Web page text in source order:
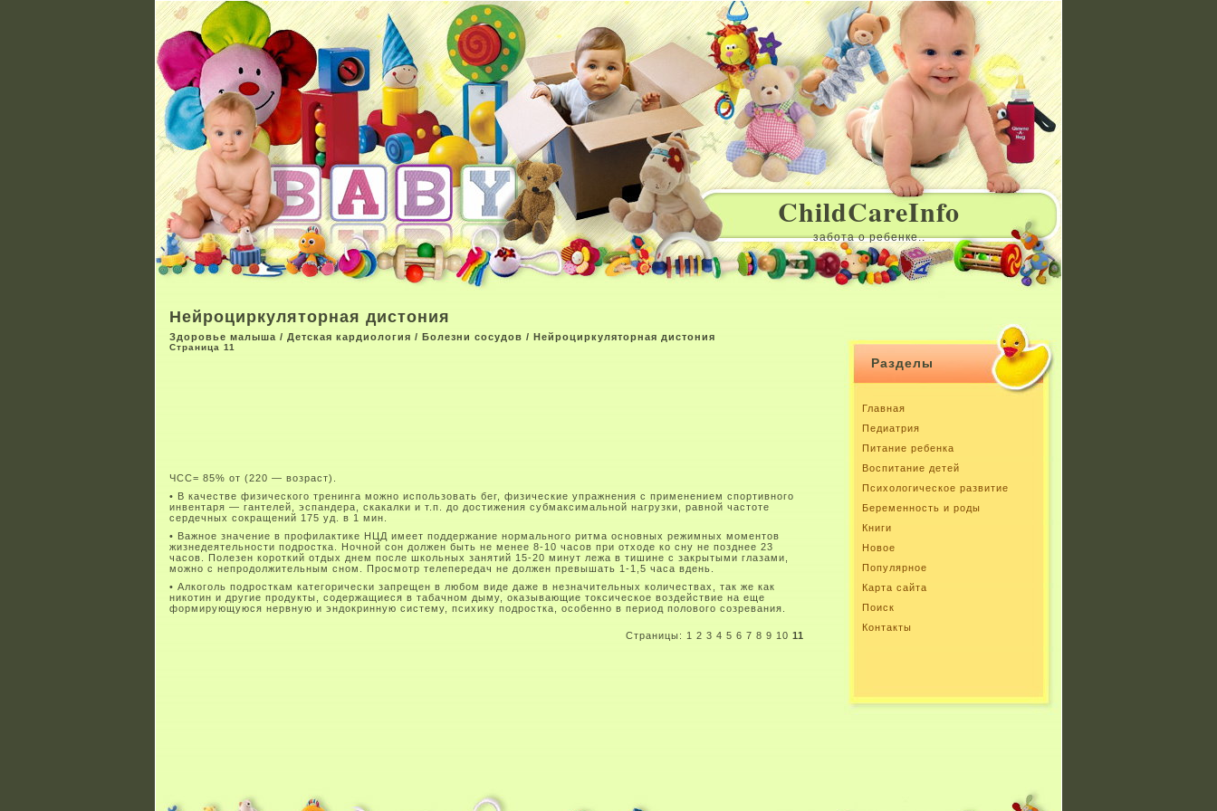
ChildCareInfo
забота о ребенке..
Нейроциркуляторная дистония
Здоровье малыша / Детская кардиология / Болезни сосудов / Нейроциркуляторная дистония
Страница 11
ЧСС= 85% от (220 — возраст).
• В качестве физического тренинга можно использовать бег, физические упражнения с применением спортивного
инвентаря — гантелей, эспандера, скакалки и т.п. до достижения субмаксимальной нагрузки, равной частоте
сердечных сокращений 175 уд. в 1 мин.
• Важное значение в профилактике НЦД имеет поддержание нормального ритма основных режимных моментов
жизнедеятельности подростка. Ночной сон должен быть не менее 8-10 часов при отходе ко сну не позднее 23
часов. Полезен короткий отдых днем после школьных занятий 15-20 минут лежа в тишине с закрытыми глазами,
можно с непродолжительным сном. Просмотр телепередач не должен превышать 1-1,5 часа вдень.
• Алкоголь подросткам категорически запрещен в любом виде даже в незначительных количествах, так же как
никотин и другие продукты, содержащиеся в табачном дыму, оказывающие токсическое воздействие на еще
формирующуюся нервную и эндокринную систему, психику подростка, особенно в период полового созревания.
Страницы: 1 2 3 4 5 6 7 8 9 10 11
Разделы
Главная
Педиатрия
Питание ребенка
Воспитание детей
Психологическое развитие
Беременность и роды
Книги
Новое
Популярное
Карта сайта
Поиск
Контакты